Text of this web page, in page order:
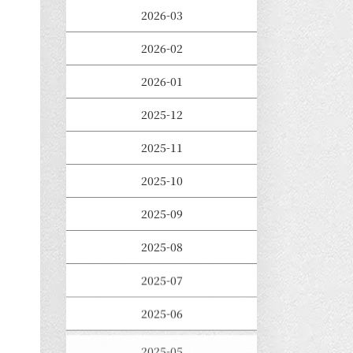
2026-03
2026-02
2026-01
2025-12
2025-11
2025-10
2025-09
2025-08
2025-07
2025-06
2025-05